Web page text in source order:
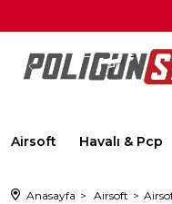
Airsoft Havalı & Pcp
Anasayfa Airsoft